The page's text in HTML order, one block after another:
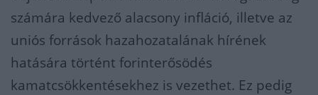
számára kedvező alacsony infláció, illetve az
uniós források hazahozatalának hírének
hatására történt forinterősödés
kamatcsökkentésekhez is vezethet. Ez pedig